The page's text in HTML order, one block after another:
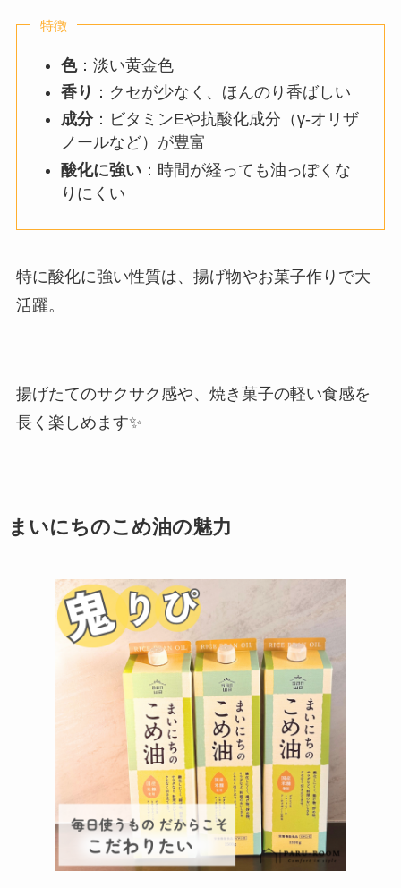
特徴
色：淡い黄金色
香り ：クセが少なく、ほんのり香ばしい
成分：ビタミンEや抗酸化成分（γ-オリザ
ノールなど）が豊富
酸化に強い ：時間が経っても油っぽくな
りにくい
特に酸化に強い性質は、揚げ物やお菓子作りで大
活躍。
揚げたてのサクサク感や、焼き菓子の軽い食感を
長く楽しめます✨
まいにちのこめ油の魅力